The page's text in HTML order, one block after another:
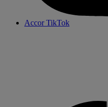
Accor TikTok